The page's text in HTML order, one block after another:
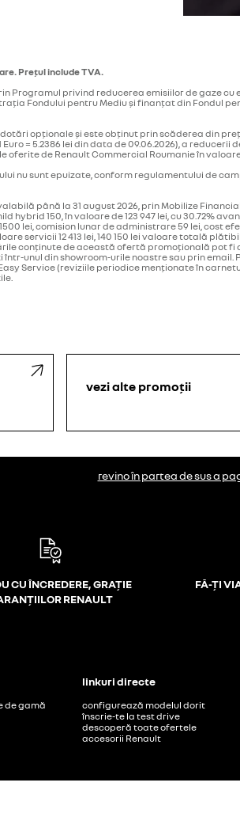
Prețul include TVA.
Programul privind reducerea emisiilor de gaze
Fondului pentru Mediu și finanțat din Fondul
opționale și este obținut prin scăderea din
Euro = 5.2386 lei din data de 09.06.2026), a
oferite de Renault Commercial Roumanie în
nu sunt epuizate, conform regulamentului de
până la 31 august 2026, prin Mobilize
150, în valoare de 123 947 lei, cu 30.72%
lei, comision lunar de administrare 59 lei, cost
servicii 12 413 lei, 140 150 lei valoare totală
conținute de această ofertă promoțională
unul din showroom-urile noastre sau prin
Service (reviziile periodice menționate în
vezi alte promoții
revino în partea de sus a
CU ÎNCREDERE, GRAȚIE
RENAULT
FĂ-ȚI
de gamă
linkuri directe
configurează modelul dorit
înscrie-te la test drive
descoperă toate ofertele
accesorii Renault